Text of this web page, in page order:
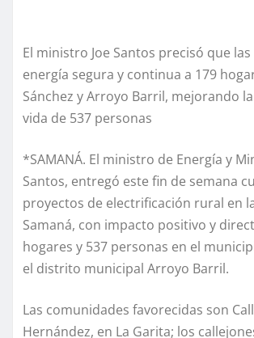
El ministro Joe Santos precisó que
energía segura y continua a 179
Sánchez y Arroyo Barril, mejorando
vida de 537 personas
*SAMANÁ. El ministro de Energía y
Santos, entregó este fin de semana
proyectos de electrificación rural en
Samaná, con impacto positivo y
hogares y 537 personas en el
el distrito municipal Arroyo Barril.
Las comunidades favorecidas son
Hernández, en La Garita; los